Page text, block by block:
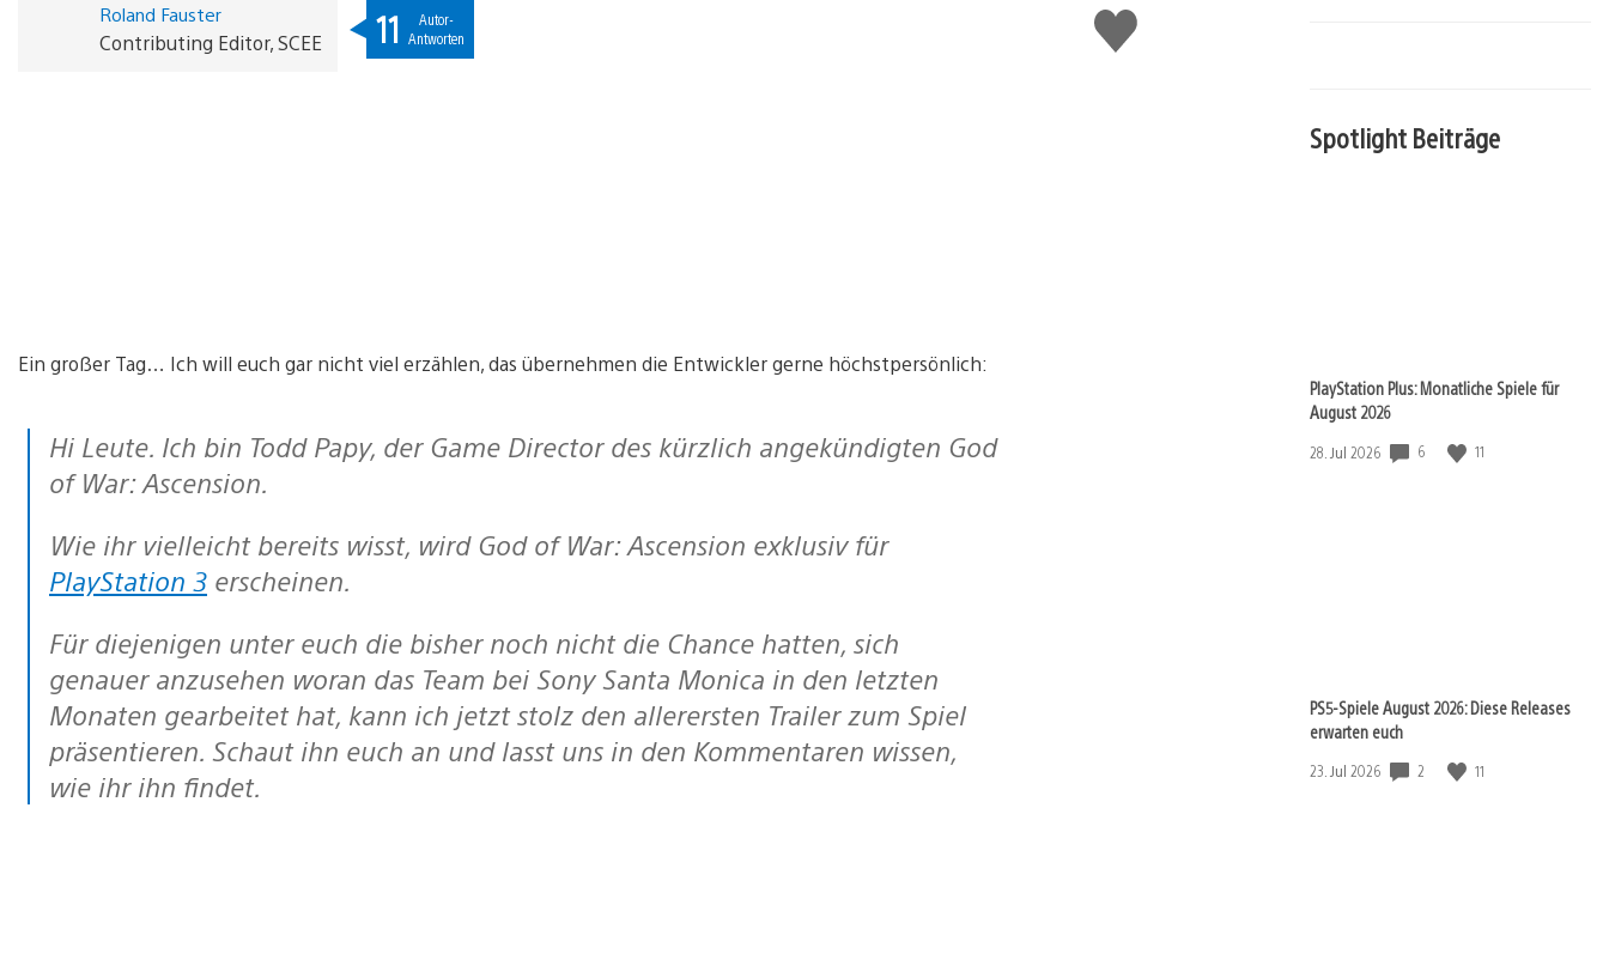
Gefällt
mir
Roland Fauster
Contributing Editor, SCEE 11
Autor-
Antworten
Ein großer Tag… Ich will euch gar nicht viel erzählen, das übernehmen die Entwickler gerne höchstpersönlich:
Hi Leute. Ich bin Todd Papy, der Game Director des kürzlich angekündigten God
of War: Ascension.
Wie ihr vielleicht bereits wisst, wird God of War: Ascension exklusiv für
PlayStation 3 erscheinen.
Für diejenigen unter euch die bisher noch nicht die Chance hatten, sich
genauer anzusehen woran das Team bei Sony Santa Monica in den letzten
Monaten gearbeitet hat, kann ich jetzt stolz den allerersten Trailer zum Spiel
präsentieren. Schaut ihn euch an und lasst uns in den Kommentaren wissen,
wie ihr ihn findet.
Spotlight Beiträge
PlayStation Plus: Monatliche Spiele für
August 2026
Veröffentlichungsdatum:
28. Jul 2026 6 11
PS5-Spiele August 2026: Diese Releases
erwarten euch
Veröffentlichungsdatum:
23. Jul 2026 2 11